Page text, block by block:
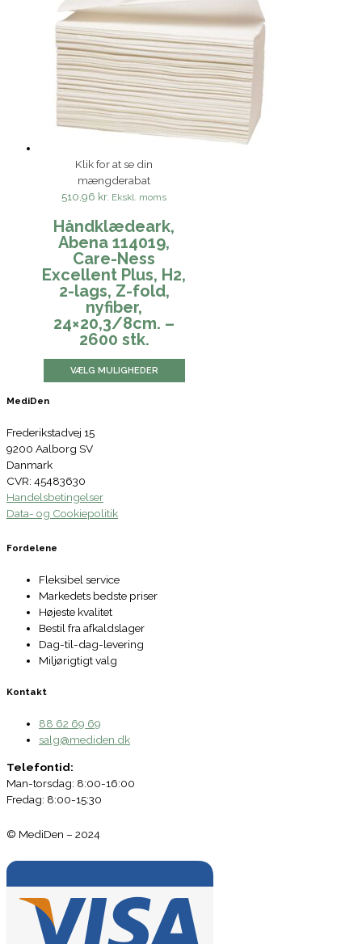
Klik for at se din
mængderabat
510,96 kr. Ekskl. moms
Håndklædeark,
Abena 114019,
Care-Ness
Excellent Plus, H2,
2-lags, Z-fold,
nyfiber,
24×20,3/8cm. –
2600 stk.
VÆLG MULIGHEDER
MediDen
Frederikstadvej 15
9200 Aalborg SV
Danmark
CVR: 45483630
Handelsbetingelser
Data- og Cookiepolitik
Fordelene
Fleksibel service
Markedets bedste priser
Højeste kvalitet
Bestil fra afkaldslager
Dag-til-dag-levering
Miljørigtigt valg
Kontakt
88 62 69 69
salg@mediden.dk
Telefontid:
Man-torsdag: 8:00-16:00
Fredag: 8:00-15:30
© MediDen – 2024